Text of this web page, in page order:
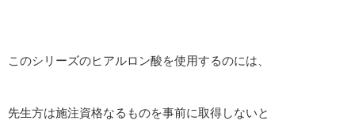
このシリーズのヒアルロン酸を使用するのには、
先生方は施注資格なるものを事前に取得しないと